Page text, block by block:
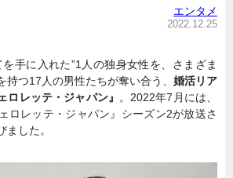
専門家インタビュー
ニュース
エンタメ
2022.12.25
手に入れた”1人の独身女性を、さまざま
持つ17人の男性たちが奪い合う、 婚活リア
ロレッテ・ジャパン』
。2022年7月には、
ロレッテ・ジャパン』シーズン2が放送さ
した。